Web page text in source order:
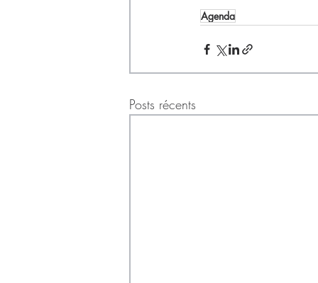
Agenda
Posts récents